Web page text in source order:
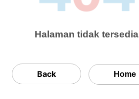
Halaman tidak tersedia
Back Home